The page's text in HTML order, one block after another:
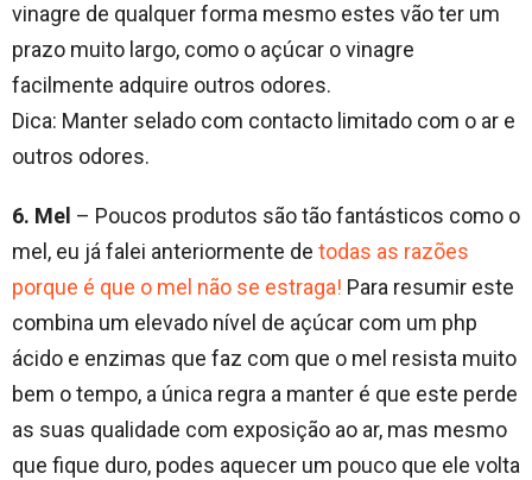
vinagre de qualquer forma mesmo estes vão ter um
prazo muito largo, como o açúcar o vinagre
facilmente adquire outros odores.
Dica: Manter selado com contacto limitado com o ar e
outros odores.
6. Mel – Poucos produtos são tão fantásticos como o
mel, eu já falei anteriormente de todas as razões
porque é que o mel não se estraga! Para resumir este
combina um elevado nível de açúcar com um php
ácido e enzimas que faz com que o mel resista muito
bem o tempo, a única regra a manter é que este perde
as suas qualidade com exposição ao ar, mas mesmo
que fique duro, podes aquecer um pouco que ele volta